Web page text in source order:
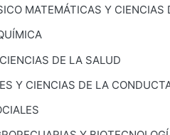
MATEMÁTICAS Y CIENCIAS
DE LA SALUD
Y CIENCIAS DE LA